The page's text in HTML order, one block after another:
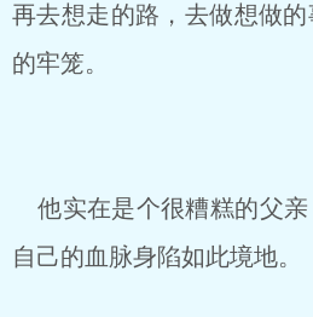
再去想走的路，去做想做
的牢笼。
他实在是个很糟糕的父亲
自己的血脉身陷如此境地。